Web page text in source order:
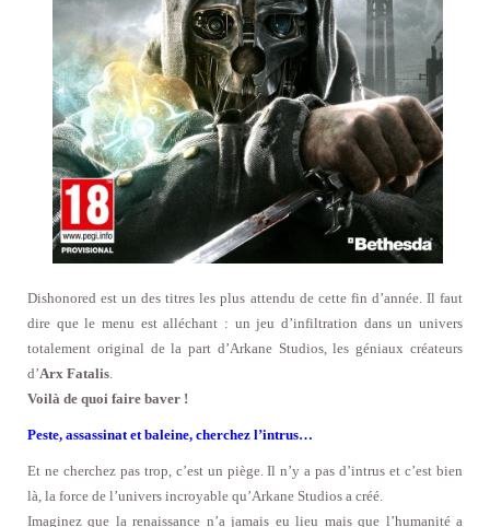
Dishonored est un des titres les plus attendu de cette fin d’année. Il faut
dire que le menu est alléchant : un jeu d’infiltration dans un univers
totalement original de la part d’Arkane Studios, les géniaux créateurs
d’Arx Fatalis
Voilà de quoi faire baver !
Peste, assassinat et baleine, cherchez l’intrus…
Et ne cherchez pas trop, c’est un piège. Il n’y a pas d’intrus et c’est bien
là, la force de l’univers incroyable qu’Arkane Studios a créé.
Imaginez que la renaissance n’a jamais eu lieu mais que l’humanité a